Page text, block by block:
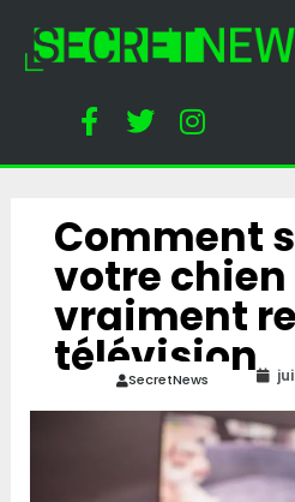
Comment
votre
vraiment
télévision
SecretNews